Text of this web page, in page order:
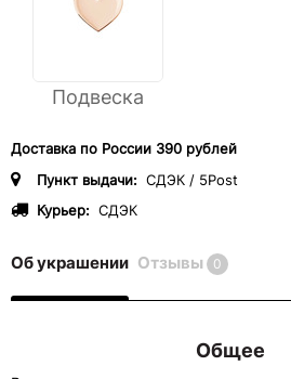
Подвеска
Доставка по России 390 рублей
Пункт выдачи: СДЭК / 5Post
Курьер: СДЭК
Об украшении Отзывы 0
Общее